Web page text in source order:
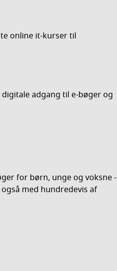
online it-kurser til
adgang til e-bøger og
for børn, unge og voksne -
med hundredevis af